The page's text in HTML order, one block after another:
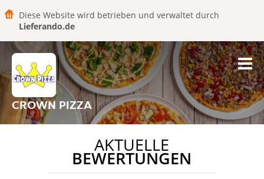
Diese Website wird betrieben und verwaltet durch
Lieferando.de
CROWN PIZZA
AKTUELLE
BEWERTUNGEN